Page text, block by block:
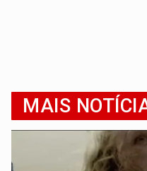
MAIS